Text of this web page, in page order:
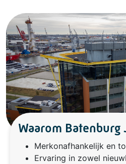
Waarom Batenburg
Merkonafhankelijk en
Ervaring in zowel